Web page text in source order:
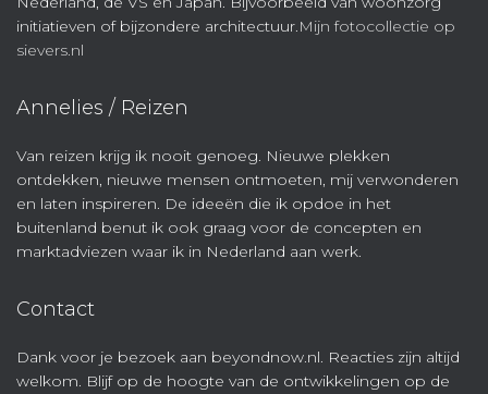
initiatieven of bijzondere architectuur.Mijn fotocollectie op
sievers.nl
Annelies / Reizen
Van reizen krijg ik nooit genoeg. Nieuwe plekken
ontdekken, nieuwe mensen ontmoeten, mij verwonderen
en laten inspireren. De ideeën die ik opdoe in het
buitenland benut ik ook graag voor de concepten en
marktadviezen waar ik in Nederland aan werk.
Contact
Dank voor je bezoek aan beyondnow.nl. Reacties zijn altijd
welkom. Blijf op de hoogte van de ontwikkelingen op de